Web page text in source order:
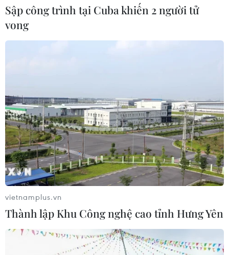
Sập công trình tại Cuba khiến 2 người tử
vong
vietnamplus.vn
Thành lập Khu Công nghệ cao tỉnh Hưng Yên